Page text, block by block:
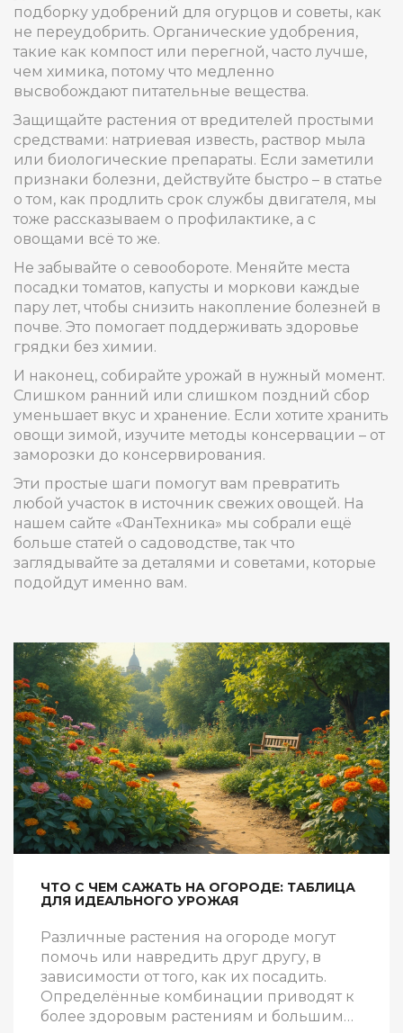
подборку удобрений для огурцов и советы, как
не переудобрить. Органические удобрения,
такие как компост или перегной, часто лучше,
чем химика, потому что медленно
высвобождают питательные вещества.
Защищайте растения от вредителей простыми
средствами: натриевая известь, раствор мыла
или биологические препараты. Если заметили
признаки болезни, действуйте быстро – в статье
о том, как продлить срок службы двигателя, мы
тоже рассказываем о профилактике, а с
овощами всё то же.
Не забывайте о севообороте. Меняйте места
посадки томатов, капусты и моркови каждые
пару лет, чтобы снизить накопление болезней в
почве. Это помогает поддерживать здоровье
грядки без химии.
И наконец, собирайте урожай в нужный момент.
Слишком ранний или слишком поздний сбор
уменьшает вкус и хранение. Если хотите хранить
овощи зимой, изучите методы консервации – от
заморозки до консервирования.
Эти простые шаги помогут вам превратить
любой участок в источник свежих овощей. На
нашем сайте «ФанТехника» мы собрали ещё
больше статей о садоводстве, так что
заглядывайте за деталями и советами, которые
подойдут именно вам.
ЧТО С ЧЕМ САЖАТЬ НА ОГОРОДЕ: ТАБЛИЦА
ДЛЯ ИДЕАЛЬНОГО УРОЖАЯ
Различные растения на огороде могут
помочь или навредить друг другу, в
зависимости от того, как их посадить.
Определённые комбинации приводят к
более здоровым растениям и большим